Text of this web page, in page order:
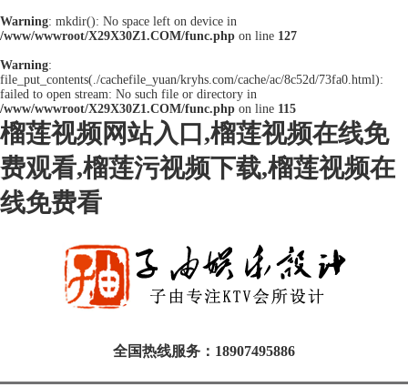
Warning: mkdir(): No space left on device in
/www/wwwroot/X29X30Z1.COM/func.php on line 127
Warning:
file_put_contents(./cachefile_yuan/kryhs.com/cache/ac/8c52d/73fa0.html):
failed to open stream: No such file or directory in
/www/wwwroot/X29X30Z1.COM/func.php on line 115
榴莲视频网站入口,榴莲视频在线免
费观看,榴莲污视频下载,榴莲视频在
线免费看
全国热线服务： 18907495886